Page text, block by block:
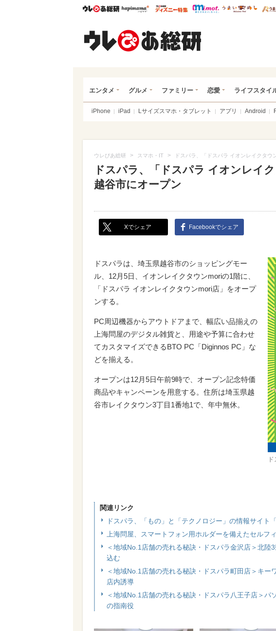
ウレぴあ総研ハピママ* ウレぴあ総研 ディズニー
mimot. うま
エンタメ グルメ ファミリー 恋愛 ライフスタイ
iPhone iPad Lサイズスマホ・タブレット アプリ Android
ウレぴあ総研 > スマホ・IT > ドスパラ、「ドスパラ イオンレイクタ
ドスパラ、「ドスパラ イオンレイ
越谷市にオープン
Xでシェア Facebookでシェア
ドスパラは、埼玉県越谷市のショッピングモー
ル、12月5日、イオンレイクタウンmoriの1階に、
「ドスパラ イオンレイクタウンmori店」をオープ
ンする。
PC周辺機器からアウトドアまで、幅広い品揃えの
上海問屋のデジタル雑貨と、用途や予算に合わせ
てカスタマイズできるBTO PC「Diginnos PC」な
どを揃える。
オープンは12月5日午前9時で、オープン記念特価
商品やキャンペーンを用意する。住所は埼玉県越
谷市レイクタウン3丁目1番地1で、年中無休。
関連リンク
ドスパラ、「もの」と「テクノロジー」の情報サイト
上海問屋、スマートフォン用ホルダーを備えたセルフ
＜地域No.1店舗の売れる秘訣・ドスパラ金沢店＞北
込む
＜地域No.1店舗の売れる秘訣・ドスパラ町田店＞キ
店内誘導
＜地域No.1店舗の売れる秘訣・ドスパラ八王子店＞
の指南役